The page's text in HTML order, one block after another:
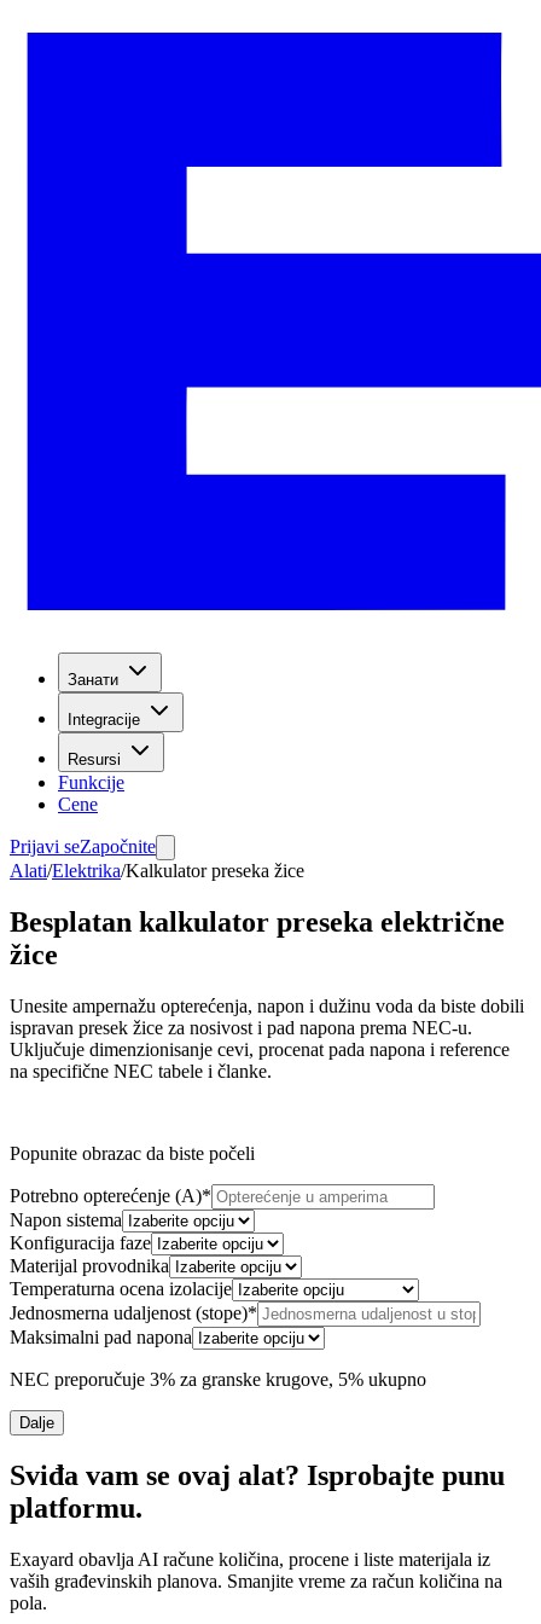
Занати
Integracije
Resursi
Funkcije
Cene
Prijavi seZapočnite
Alati/Elektrika/Kalkulator preseka žice
Besplatan kalkulator preseka električne
žice
Unesite ampernažu opterećenja, napon i dužinu voda da biste dobili
ispravan presek žice za nosivost i pad napona prema NEC-u.
Uključuje dimenzionisanje cevi, procenat pada napona i reference
na specifične NEC tabele i članke.
Popunite obrazac da biste počeli
Potrebno opterećenje (A)*
Napon sistema
Konfiguracija faze
Materijal provodnika
Temperaturna ocena izolacije
Jednosmerna udaljenost (stope)*
Maksimalni pad napona
NEC preporučuje 3% za granske krugove, 5% ukupno
Dalje
Sviđa vam se ovaj alat? Isprobajte punu
platformu.
Exayard obavlja AI račune količina, procene i liste materijala iz
vaših građevinskih planova. Smanjite vreme za račun količina na
pola.